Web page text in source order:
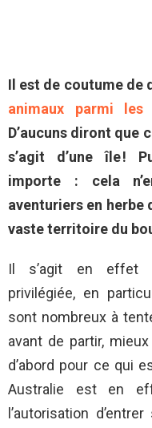
Il est de coutume de
animaux parmi
D’aucuns diront que
s’agit d’une île !
importe : cela
aventuriers en herbe
vaste territoire du
Il s’agit en effet
privilégiée, en
sont nombreux à
avant de partir,
d’abord pour ce qui
Australie est en
l’autorisation